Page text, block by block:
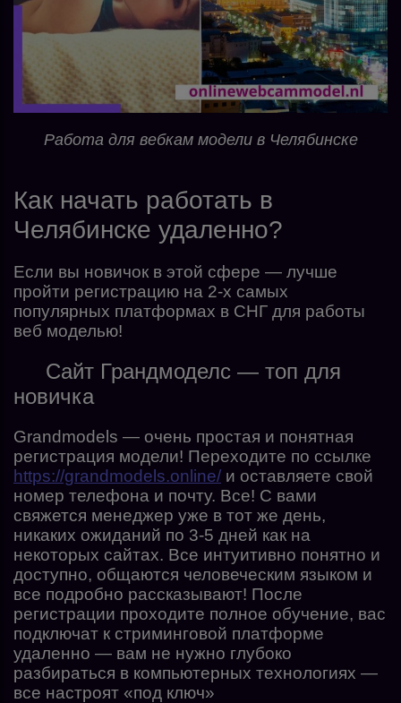
Работа для вебкам модели в Челябинске
Как начать работать в
Челябинске удаленно?
Если вы новичок в этой сфере — лучше
пройти регистрацию на 2-х самых
популярных платформах в СНГ для работы
веб моделью!
Сайт Грандмоделс — топ для
новичка
Grandmodels — очень простая и понятная
регистрация модели! Переходите по ссылке
https://grandmodels.online/ и оставляете свой
номер телефона и почту. Все! С вами
свяжется менеджер уже в тот же день,
никаких ожиданий по 3-5 дней как на
некоторых сайтах. Все интуитивно понятно и
доступно, общаются человеческим языком и
все подробно рассказывают! После
регистрации проходите полное обучение, вас
подключат к стриминговой платформе
удаленно — вам не нужно глубоко
разбираться в компьютерных технологиях —
все настроят «под ключ»